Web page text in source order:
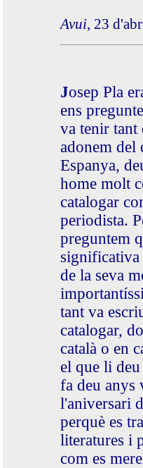
Avui, 23
Josep Pla
ens
va tenir tant
adonem del
Espanya,
home molt
catalogar
periodista.
preguntem
significativa
de la seva
tant va
catalogar,
català o en
el que li
fa deu anys
l'aniversari
perquè es
literatures i
com es